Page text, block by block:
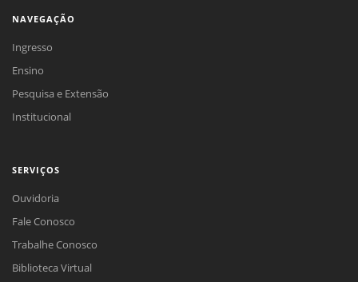
NAVEGAÇÃO
Ingresso
Ensino
Pesquisa e Extensão
Institucional
SERVIÇOS
Ouvidoria
Fale Conosco
Trabalhe Conosco
Biblioteca Virtual